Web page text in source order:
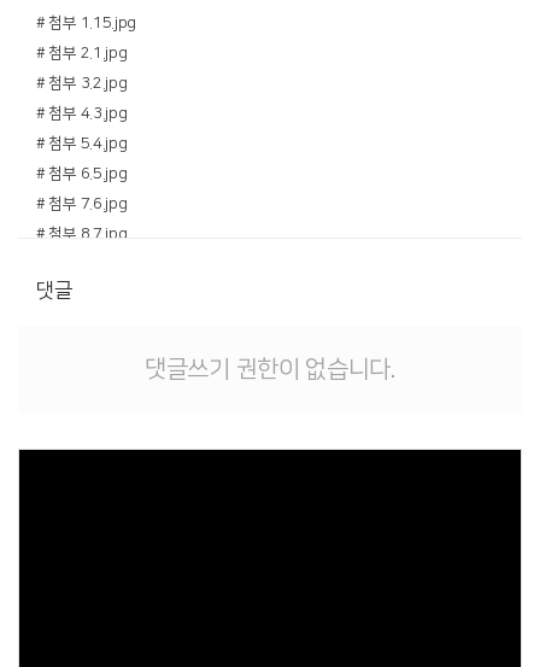
# 첨부 1.15.jpg
# 첨부 2.1.jpg
# 첨부 3.2.jpg
# 첨부 4.3.jpg
# 첨부 5.4.jpg
# 첨부 6.5.jpg
# 첨부 7.6.jpg
# 첨부 8.7.jpg
# 첨부 10.9.jpg
# 첨부 15.14.jpg
댓글
댓글쓰기 권한이 없습니다.